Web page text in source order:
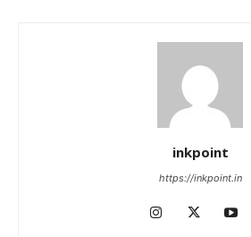
inkpoint
https://inkpoint.in